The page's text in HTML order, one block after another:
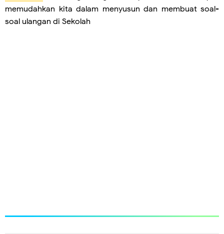
memudahkan kita dalam menyusun dan membuat soal-
soal ulangan di Sekolah